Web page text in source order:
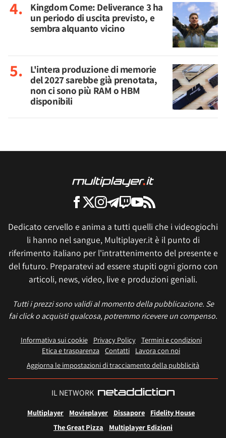
Kingdom Come: Deliverance 3 ha
un periodo di uscita previsto, e
sembra alquanto vicino
L'intera produzione di memorie
del 2027 sarebbe già prenotata,
non ci sono più RAM o HBM
disponibili
Dedicato cervello e anima a tutti quelli che i videogiochi
li hanno nel sangue, Multiplayer.it è il punto di
riferimento italiano per l'intrattenimento del presente e
del futuro. Preparatevi ad essere stupiti ogni giorno con
articoli, news, video, live e produzioni geniali.
Tutti i prezzi sono validi al momento della pubblicazione. Se
fai click o acquisti qualcosa, potremmo ricevere un compenso.
Informativa sui cookie Privacy Policy
Termini e condizioni
Etica e trasparenza Contatti
Lavora con noi
Aggiorna le impostazioni di tracciamento della pubblicità
IL NETWORK
Multiplayer Movieplayer Dissapore
Fidelity House
The Great Pizza
Multiplayer Edizioni